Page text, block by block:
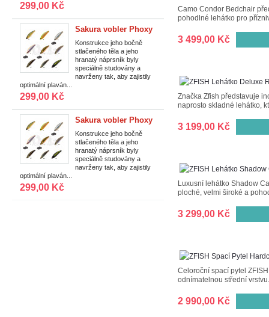
299,00 Kč
Sakura vobler Phoxy
Minnow Sinking HW
S 40 mm/2,6 g/0,75
m|T08
Konstrukce jeho bočně
stlačeného těla a jeho
hranatý náprsník byly
speciálně studovány a
navrženy tak, aby zajistily
optimální plaván...
299,00 Kč
Sakura vobler Phoxy
Minnow Sinking HW
S 40 mm/2,6 g/0,75
m|T02
Konstrukce jeho bočně
stlačeného těla a jeho
hranatý náprsník byly
speciálně studovány a
navrženy tak, aby zajistily
optimální plaván...
299,00 Kč
Camo Condor Bedchair
pohodlné lehátko pro
3 499,00 Kč
Značka Zfish představuje
naprosto skladné lehátko,
3 199,00 Kč
Luxusní lehátko Shadow
ploché, velmi široké a
3 299,00 Kč
Celoroční spací pytel
odnímatelnou střední
2 990,00 Kč